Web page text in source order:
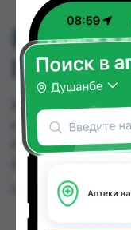
ВАНИШ
ВАНИШ
можно купить
№3, Эколайф по
Цена: от26.00